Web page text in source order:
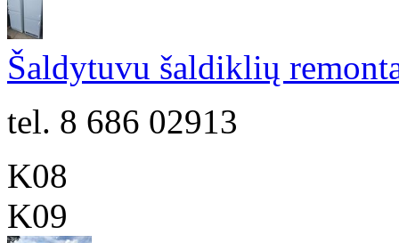
Šaldytuvu šaldiklių
tel. 8 686 02913
K08
K09